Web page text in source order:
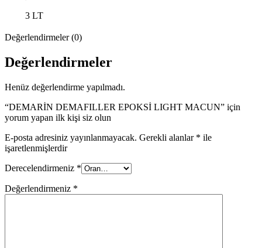
3 LT
Değerlendirmeler (0)
Değerlendirmeler
Henüz değerlendirme yapılmadı.
“DEMARİN DEMAFILLER EPOKSİ LIGHT MACUN” için
yorum yapan ilk kişi siz olun
E-posta adresiniz yayınlanmayacak. Gerekli alanlar * ile
işaretlenmişlerdir
Derecelendirmeniz *
Değerlendirmeniz *